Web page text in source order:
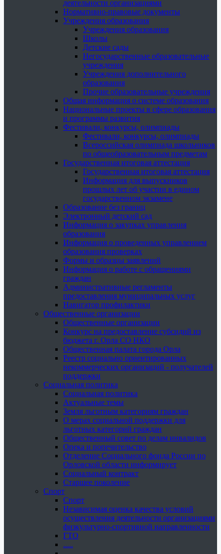
деятельности организациями
Нормативно-правовые документы
Учреждения образования
Учреждения образования
Школы
Детские сады
Негосударственные образовательные
учреждения
Учреждения дополнительного
образования
Прочие образовательные учреждения
Общая информация о системе образования
Национальные проекты в сфере образования
и программы развития
Фестивали, конкурсы, олимпиады
Фестивали, конкурсы, олимпиады
Всероссийская олимпиада школьников
по общеобразовательным предметам
Государственная итоговая аттестация
Государственная итоговая аттестация
Информация для выпускников
прошлых лет об участии в едином
государственном экзамене
Образование без границ
Электронный детский сад
Информация о закупках управления
образования
Информация о проведенных управлением
образования проверках
Формы и образцы заявлений
Информация о работе с обращениями
граждан
Административные регламенты
предоставления муниципальных услуг
Навигатор профилактики
Общественные организации
Общественные организации
Конкурс на предоставление субсидий из
бюджета г. Орла СО НКО
Общественная палата города Орла
Реестр социально ориентированных
некоммерческих организаций - получателей
поддержки
Социальная политика
Социальная политика
Актуальные темы
Земля льготным категориям граждан
О мерах социальной поддержки для
льготных категорий граждан
Общественный совет по делам инвалидов
Опека и попечительство
Отделение Социального фонда России по
Орловской области информирует
Социальный контракт
Старшее поколение
Спорт
Спорт
Независимая оценка качества условий
осуществления деятельности организациями
физкультурно-спортивной направленности
ГТО
.....